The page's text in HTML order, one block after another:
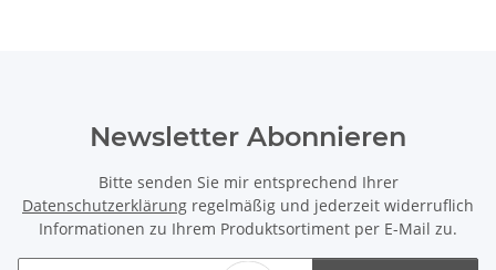
Newsletter Abonnieren
Bitte senden Sie mir entsprechend Ihrer
Datenschutzerklärung regelmäßig und jederzeit widerruflich
Informationen zu Ihrem Produktsortiment per E-Mail zu.